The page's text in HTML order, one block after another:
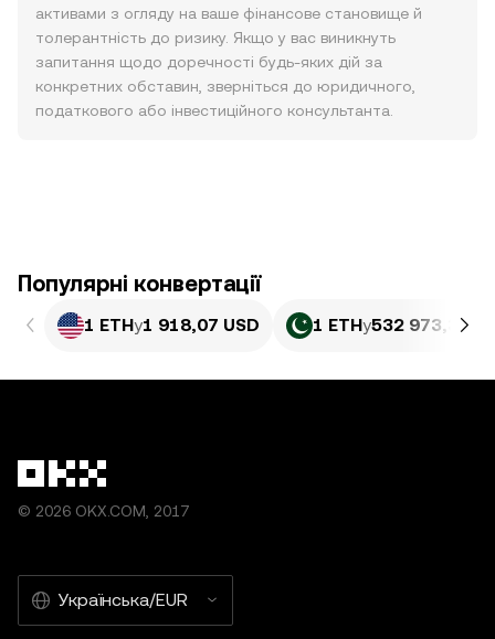
активами з огляду на ваше фінансове становище й
толерантність до ризику. Якщо у вас виникнуть
запитання щодо доречності будь-яких дій за
конкретних обставин, зверніться до юридичного,
податкового або інвестиційного консультанта.
Популярні конвертації
1 ETHу1 918,07 USD 1 ETHу532 973,39
© 2026 OKX.COM, 2017
Українська/EUR